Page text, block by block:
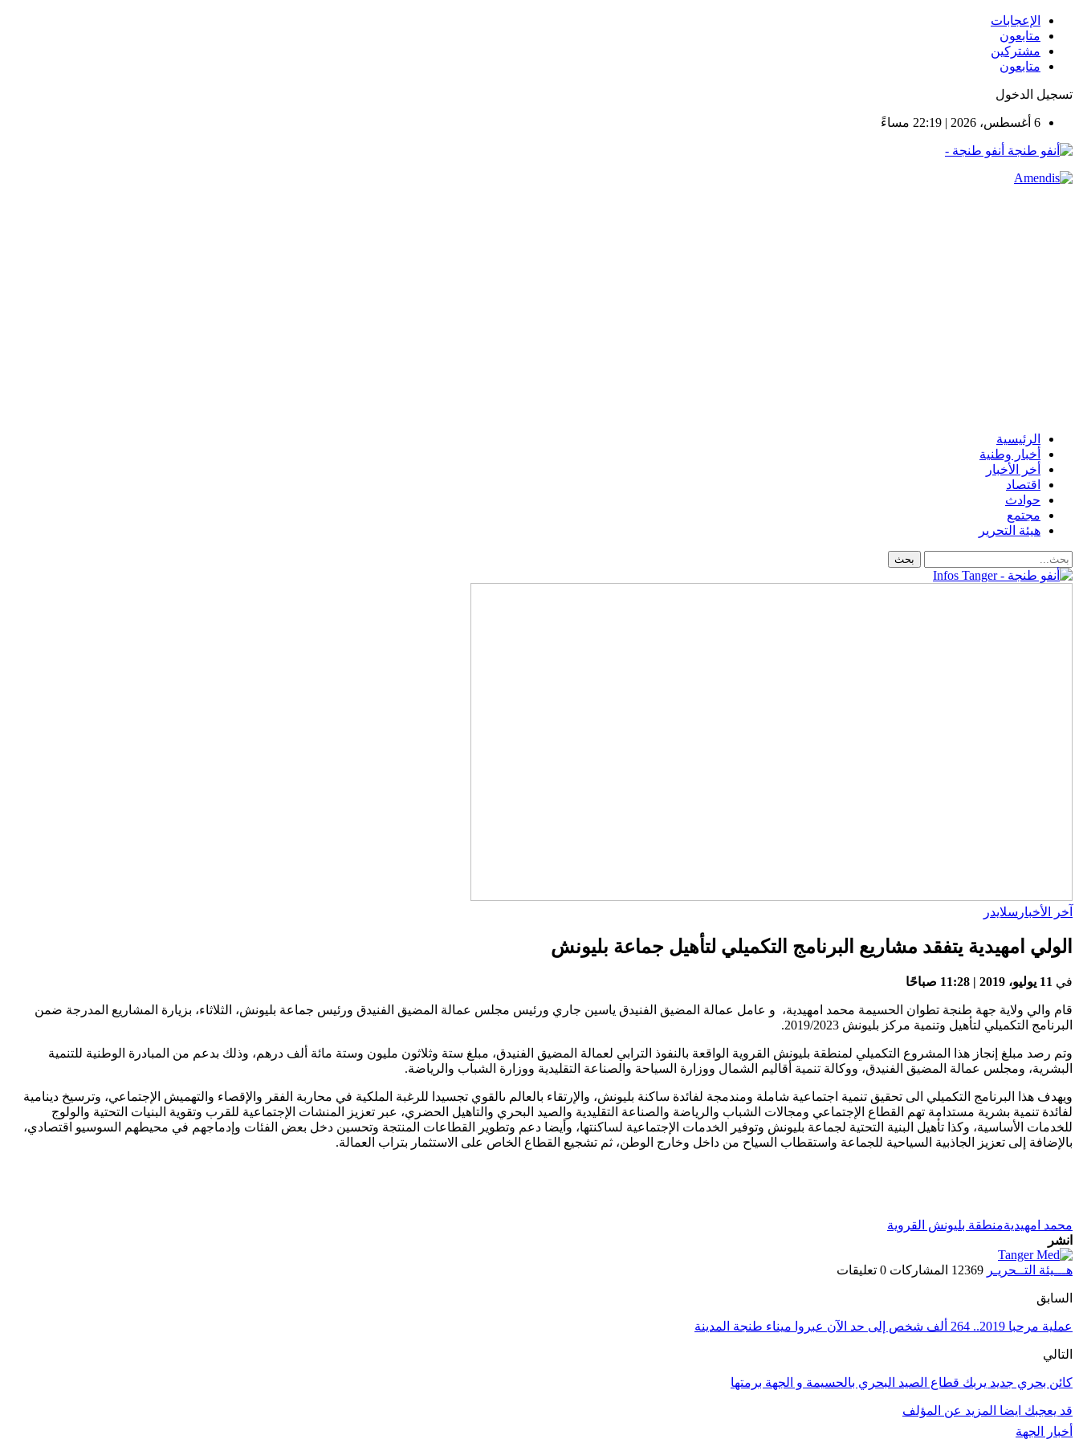
الإعجابات
متابعون
مشتركين
متابعون
تسجيل الدخول
6 أغسطس، 2026 | 22:19 مساءً
أنفو طنجة -
الرئيسية
أخبار وطنية
أخر الأخبار
اقتصاد
حوادث
مجتمع
هيئة التحرير
آخر الأخبار سلايدر
الولي امهيدية يتفقد مشاريع البرنامج التكميلي لتأهيل جماعة بليونش
في 11 يوليو، 2019 | 11:28 صباحًا
قام والي ولاية جهة طنجة تطوان الحسيمة محمد امهيدية، و عامل عمالة المضيق الفنيدق ياسين جاري ورئيس مجلس عمالة المضيق الفنيدق ورئيس جماعة بليونش، الثلاثاء، بزيارة المشاريع المدرجة ضمن
البرنامج التكميلي لتأهيل وتنمية مركز بليونش 2019/2023.
وتم رصد مبلغ إنجاز هذا المشروع التكميلي لمنطقة بليونش القروية الواقعة بالنفوذ الترابي لعمالة المضيق الفنيدق، مبلغ ستة وثلاثون مليون وستة مائة ألف درهم، وذلك بدعم من المبادرة الوطنية للتنمية
البشرية، ومجلس عمالة المضيق الفنيدق، ووكالة تنمية أقاليم الشمال ووزارة السياحة والصناعة التقليدية ووزارة الشباب والرياضة.
ويهدف هذا البرنامج التكميلي الى تحقيق تنمية اجتماعية شاملة ومندمجة لفائدة ساكنة بليونش، والإرتقاء بالعالم ىالقوي تجسيدا للرغبة الملكية في محاربة الفقر والإقصاء والتهميش الإجتماعي، وترسيخ دينامية
لفائدة تنمية بشرية مستدامة تهم القطاع الإجتماعي ومجالات الشباب والرياضة والصناعة التقليدية والصيد البحري والتاهيل الحضري، عبر تعزيز المنشات الإجتماعية للقرب وتقوية البنيات التحتية والولوج
للخدمات الأساسية، وكذا تأهيل البنية التحتية لجماعة بليونش وتوفير الخدمات الإجتماعية لساكنتها، وأيضا دعم وتطوير القطاعات المنتجة وتحسين دخل بعض الفئات وإدماجهم في محيطهم السوسيو اقتصادي،
بالإضافة إلى تعزيز الجاذبية السياحية للجماعة واستقطاب السياح من داخل وخارج الوطن، ثم تشجيع القطاع الخاص على الاستثمار بتراب العمالة.
محمد امهيديةمنطقة بليونش القروية
انشر
هـــيئة التــحريـر 12369 المشاركات 0 تعليقات
السابق
عملية مرحبا 2019.. 264 ألف شخص إلى حد الآن عبروا ميناء طنجة المدينة
التالي
كائن بحري جديد يربك قطاع الصيد البحري بالحسيمة و الجهة برمتها
قد يعجبك ايضا المزيد عن المؤلف
أخبار الجهة